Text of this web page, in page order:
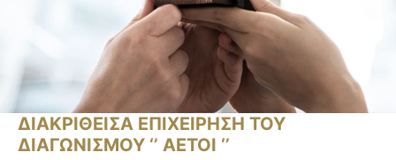
ΔΙΑΚΡΙΘΕΙΣΑ ΕΠΙΧΕΙΡΗΣΗ ΤΟΥ
ΔΙΑΓΩΝΙΣΜΟΥ ‘’ ΑΕΤΟΙ ‘’